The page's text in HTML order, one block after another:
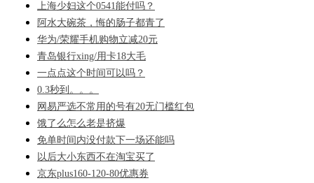
上海少妇这个0541能付吗？
阿水大碗茶，悔的肠子都青了
华为/荣耀手机购物立减20元
青岛银行xing/用卡18大毛
一点点这个时间可以吗？
0.3秒到。。。
网易严选不常用的号有20无门槛红包
饿了么怎么老是挤爆
免单时间内没付款下一场还能吗
以后大小东西不在淘宝买了
京东plus160-120-80优惠券